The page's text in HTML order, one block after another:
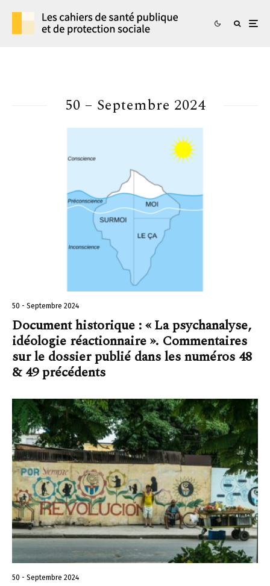
50 – Septembre 2024
50 - Septembre 2024
Document historique : « La psychanalyse,
idéologie réactionnaire ». Commentaires
sur le dossier publié dans les numéros 48
& 49 précédents
50 - Septembre 2024